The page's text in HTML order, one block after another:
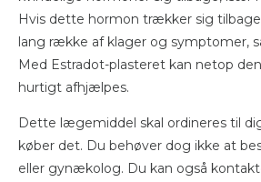
Hvis dette hormon trækker sig
lang række af klager og symptomer,
Med Estradot-plasteret kan netop
hurtigt afhjælpes.
Dette lægemiddel skal ordineres til
køber det. Du behøver dog ikke at
eller gynækolog. Du kan også